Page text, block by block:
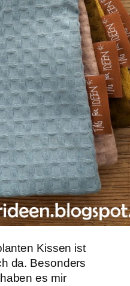
Kissen ist
da. Besonders
es mir